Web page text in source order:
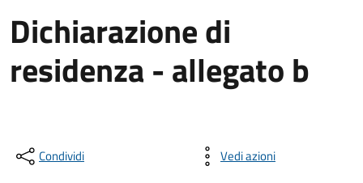
Dichiarazione di
residenza - allegato b
Condividi Vedi azioni